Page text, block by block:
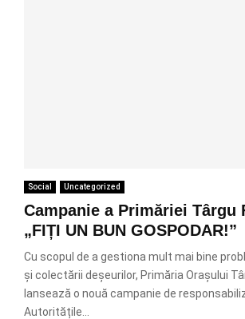
Social Uncategorized
Campanie a Primăriei Târgu
„FIȚI UN BUN GOSPODAR!”
Cu scopul de a gestiona mult mai bine
și colectării deșeurilor, Primăria Orașului
lansează o nouă campanie de
Autoritățile...